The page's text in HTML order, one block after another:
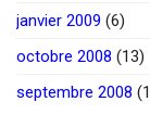
janvier 2009 (6)
octobre 2008 (13)
septembre 2008